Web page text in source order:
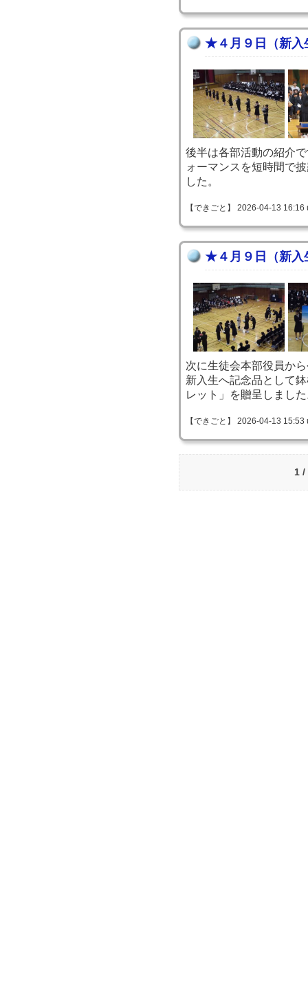
★４月９日（新入
後半は各部活動の紹介
ォーマンスを短時間で
した。
【できごと】 2026-04-13
★４月９日（新入
次に生徒会本部役員か
新入生へ記念品として
レット」を贈呈しまし
【できごと】 2026-04-13
1 /